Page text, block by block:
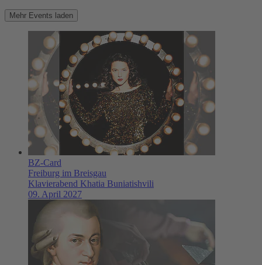
Mehr Events laden
BZ-Card
Freiburg im Breisgau
Klavierabend Khatia Buniatishvili
09. April 2027